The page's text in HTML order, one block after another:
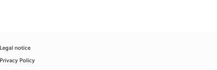
Legal notice
Privacy Policy